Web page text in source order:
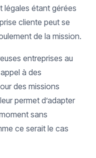
légales étant gérées
cliente peut se
de la mission.
entreprises au
à des
des missions
permet d’adapter
sans
ce serait le cas